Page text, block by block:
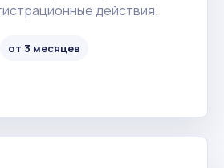
действия.
от 3 месяцев